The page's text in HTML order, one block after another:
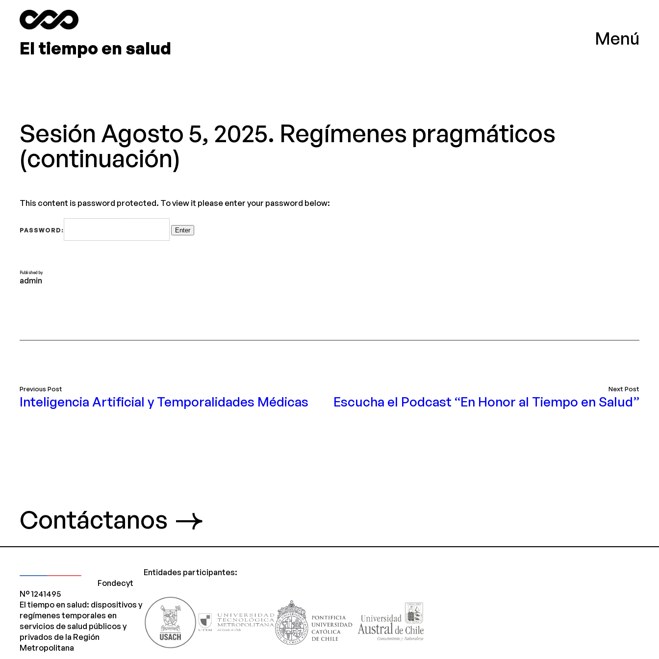
contenido
El tiempo en salud Menú
Sesión Agosto 5, 2025. Regímenes pragmáticos
(continuación)
This content is password protected. To view it please enter your password below:
PASSWORD:
Published by
admin
Previous Post
Inteligencia Artificial y Temporalidades Médicas
Next Post
Escucha el Podcast “En Honor al Tiempo en Salud”
Contáctanos
Fondecyt
N° 1241495
El tiempo en salud: dispositivos y
regímenes temporales en
servicios de salud públicos y
privados de la Región
Metropolitana
Entidades participantes: